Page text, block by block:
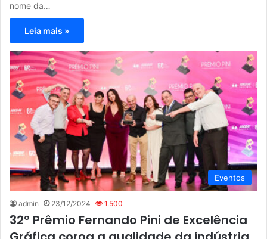
nome da…
Leia mais »
Eventos
admin 23/12/2024 1.500
32º Prêmio Fernando Pini de Excelência